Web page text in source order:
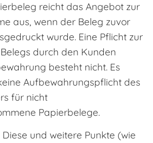
reicht das Angebot zur
aus, wenn der Beleg zuvor
wurde. Eine Pflicht zur
durch den Kunden
besteht nicht. Es
Aufbewahrungspflicht des
für nicht
Papierbelege.
Diese und weitere Punkte (wie